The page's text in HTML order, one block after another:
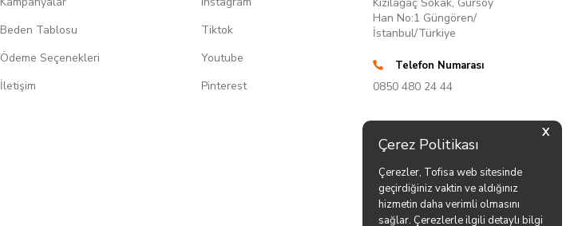
X
Çerez Politikası
Çerezler, Tofisa web sitesinde
geçirdiğiniz vaktin ve aldığınız
hizmetin daha verimli olmasını
sağlar. Çerezlerle ilgili detaylı bilgi
Beden Tablosu
Ödeme Seçenekleri
İletişim
Tiktok
Youtube
Pinterest
Han No:1 Güngören/
İstanbul/Türkiye
Telefon Numarası
0850 480 24 44